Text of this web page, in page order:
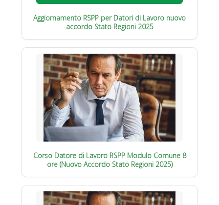
Aggiornamento RSPP per Datori di Lavoro nuovo
accordo Stato Regioni 2025
Corso Datore di Lavoro RSPP Modulo Comune 8
ore (Nuovo Accordo Stato Regioni 2025)